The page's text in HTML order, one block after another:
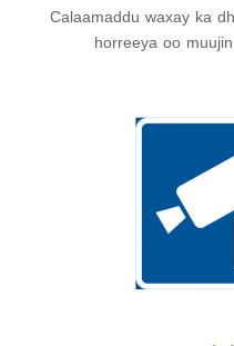
Calaamaddu waxay ka
horreeya oo